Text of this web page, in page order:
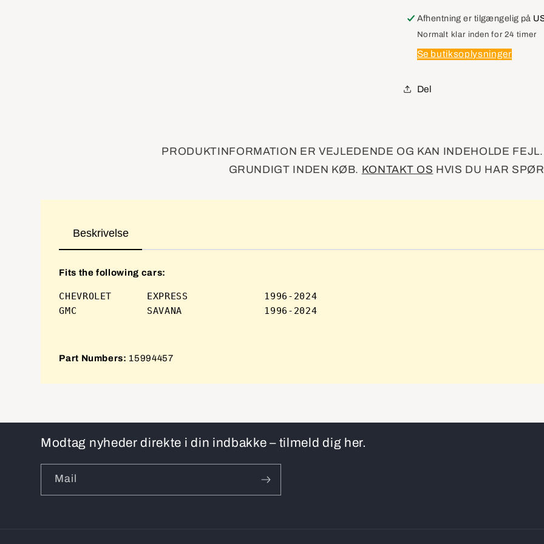
Kit,Rear
Door
Lh
Kit,Rear
Door
Lh
Afhentning er tilgængelig på
Normalt klar inden for 24 timer
Se butiksoplysninger
Del
PRODUKTINFORMATION ER VEJLEDENDE OG KAN INDEHOLDE
GRUNDIGT INDEN KØB. KONTAKT OS HVIS DU HAR
Beskrivelse
Fits the following cars:
CHEVROLET      EXPRESS             1996-2024
Part Numbers: 15994457
Modtag nyheder direkte i din indbakke – tilmeld dig her.
Mail